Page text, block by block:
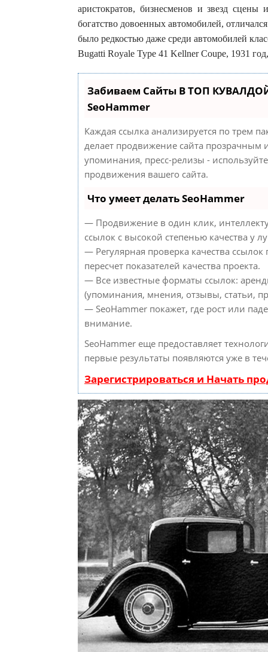
аристократов, бизнесменов и звезд сцены
богатство довоенных автомобилей,
было редкостью даже среди автомобилей
Bugatti Royale Type 41 Kellner Coupe, 1931
Забиваем Сайты В ТОП
SeoHammer
Каждая ссылка анализируется по трем
делает продвижение сайта прозрачным
упоминания, пресс-релизы -
продвижения вашего сайта.
Что умеет делать SeoHammer
— Продвижение в один клик,
ссылок с высокой степенью качества у
— Регулярная проверка качества
пересчет показателей качества проекта.
— Все известные форматы ссылок:
(упоминания, мнения, отзывы, статьи,
— SeoHammer покажет, где рост или
внимание.
SeoHammer еще предоставляет
первые результаты появляются уже в
Зарегистрироваться и Начать